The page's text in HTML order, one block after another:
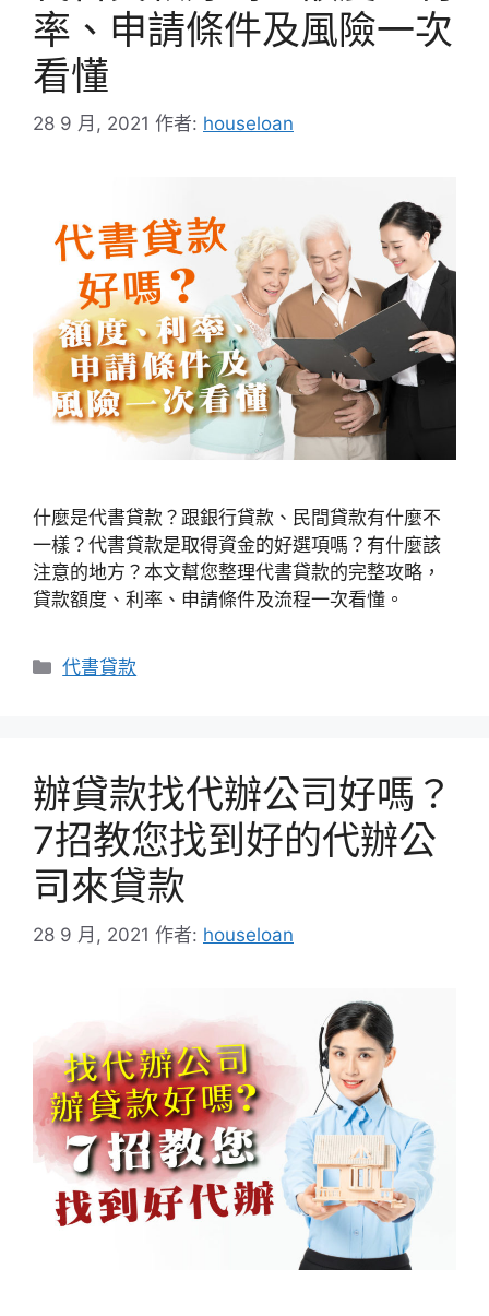
率、申請條件及風險一次
看懂
28 9 月, 2021 作者: houseloan
什麼是代書貸款？跟銀行貸款、民間貸款有什麼不
一樣？代書貸款是取得資金的好選項嗎？有什麼該
注意的地方？本文幫您整理代書貸款的完整攻略，
貸款額度、利率、申請條件及流程一次看懂。
分
代書貸款
辦貸款找代辦公司好嗎？
7招教您找到好的代辦公
司來貸款
28 9 月, 2021 作者: houseloan